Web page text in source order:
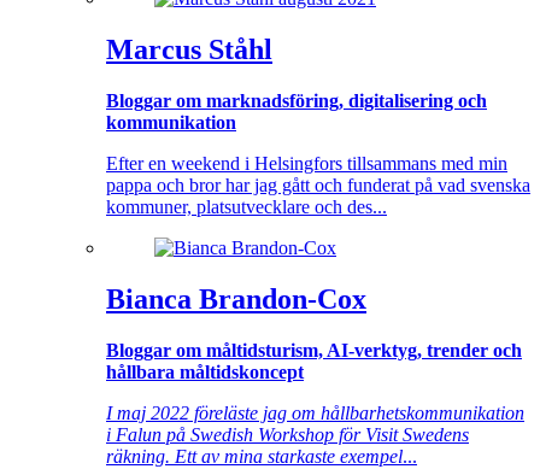
Marcus Ståhl
Bloggar om marknadsföring, digitalisering och
kommunikation
Efter en weekend i Helsingfors tillsammans med min
pappa och bror har jag gått och funderat på vad svenska
kommuner, platsutvecklare och des...
Bianca Brandon-Cox
Bloggar om måltidsturism, AI-verktyg, trender och
hållbara måltidskoncept
I maj 2022 föreläste jag om hållbarhetskommunikation
i Falun på Swedish Workshop för Visit Swedens
räkning. Ett av mina starkaste exempel...